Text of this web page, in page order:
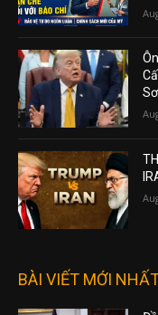
BÀI VIẾT MỚI